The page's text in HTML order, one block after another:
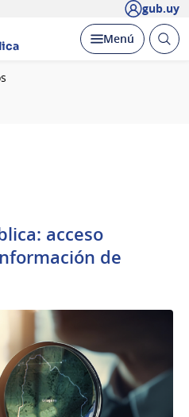
gub.uy
Desplegar
Menú Abrir
acceso
de